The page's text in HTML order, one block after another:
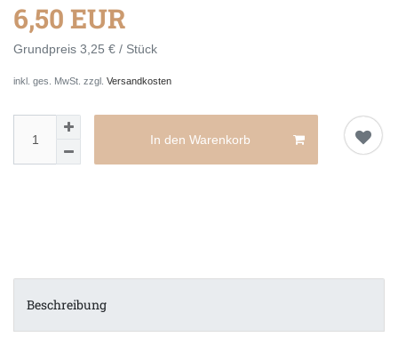
6,50 EUR
Grundpreis 3,25 € / Stück
inkl. ges. MwSt. zzgl. Versandkosten
In den Warenkorb
Beschreibung